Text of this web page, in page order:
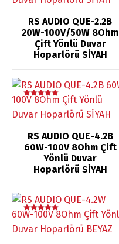
RS AUDIO QUE-2.2B
20W-100V/50W 8Ohm
Çift Yönlü Duvar
Hoparlörü SİYAH
5 üzerinden
oy aldı
RS AUDIO QUE-4.2B
60W-100V 8Ohm Çift
Yönlü Duvar
Hoparlörü SİYAH
5 üzerinden
oy aldı